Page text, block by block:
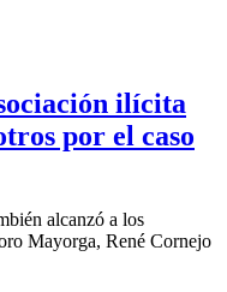
ilícita
por el caso
alcanzó a los
Mayorga, René Cornejo